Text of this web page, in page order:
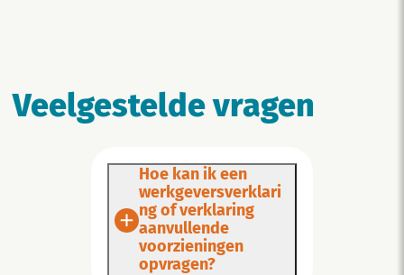
Veelgestelde vragen
Hoe kan ik een
werkgeversverklari
ng of verklaring
aanvullende
voorzieningen
opvragen?